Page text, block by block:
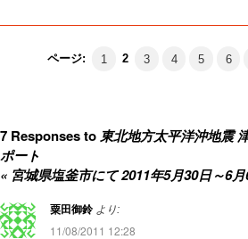
ページ: 1 2 3 4 5 6
7 Responses to東北地方太平洋沖地震
ポート
« 宮城県塩釜市にて 2011年5月30日～6
粟田御鈴 より:
11/08/2011 12:28